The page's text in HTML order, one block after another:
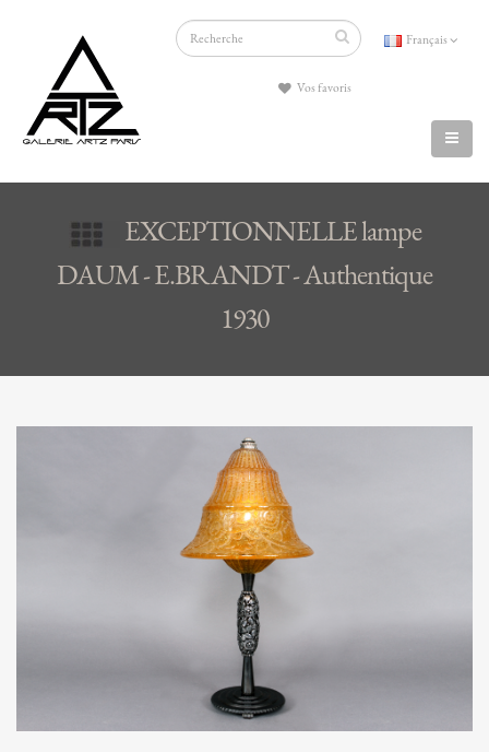
Français
Vos favoris
EXCEPTIONNELLE lampe
DAUM - E.BRANDT - Authentique
1930